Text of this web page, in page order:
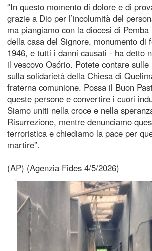
“In questo momento di dolore e di
grazie a Dio per l’incolumità del
ma piangiamo con la diocesi di
della casa del Signore, monumento di
1946, e tutti i danni causati - ha detto
il vescovo Osório. Potete contare
sulla solidarietà della Chiesa di
fraterna comunione. Possa il Buon
queste persone e convertire i cuori
Siamo uniti nella croce e nella
Risurrezione, mentre denunciamo
terroristica e chiediamo la pace per
martire”.
(AP) (Agenzia Fides 4/5/2026)